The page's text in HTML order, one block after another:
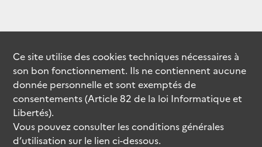
Ce site utilise descookiestechniques nécessaires à
son bon fonctionnement. Ils ne contiennent aucune
donnée personnelle et sont exemptés de
consentements (Article 82 de la loi Informatique et
Libertés).
Vous pouvez consulter les conditions générales
d’utilisation sur le lien ci-dessous.